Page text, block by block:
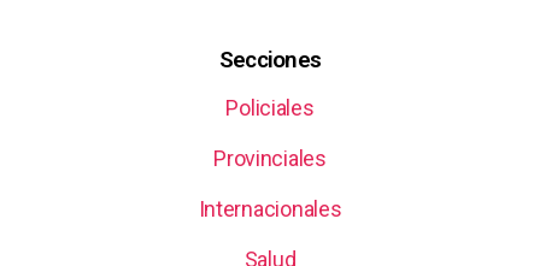
Secciones
Policiales
Provinciales
Internacionales
Salud